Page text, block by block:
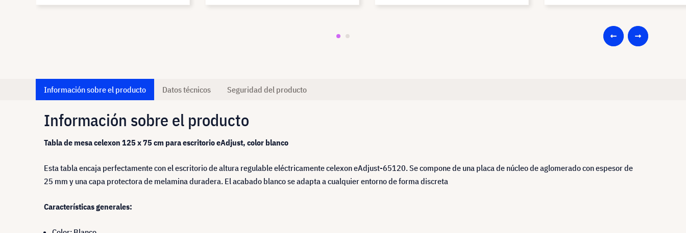
Información sobre el producto Datos técnicos Seguridad del producto
Información sobre el producto
Tabla de mesa celexon 125 x 75 cm para escritorio eAdjust, color blanco
Esta tabla encaja perfectamente con el escritorio de altura regulable eléctricamente celexon eAdjust-65120. Se compone de una placa de núcleo de aglomerado con espesor de
25 mm y una capa protectora de melamina duradera. El acabado blanco se adapta a cualquier entorno de forma discreta
Características generales: